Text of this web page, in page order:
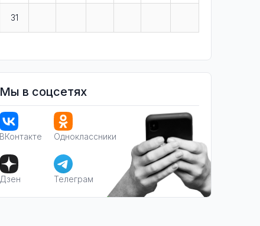
31
Мы в соцсетях
ВКонтакте Одноклассники
Дзен Телеграм